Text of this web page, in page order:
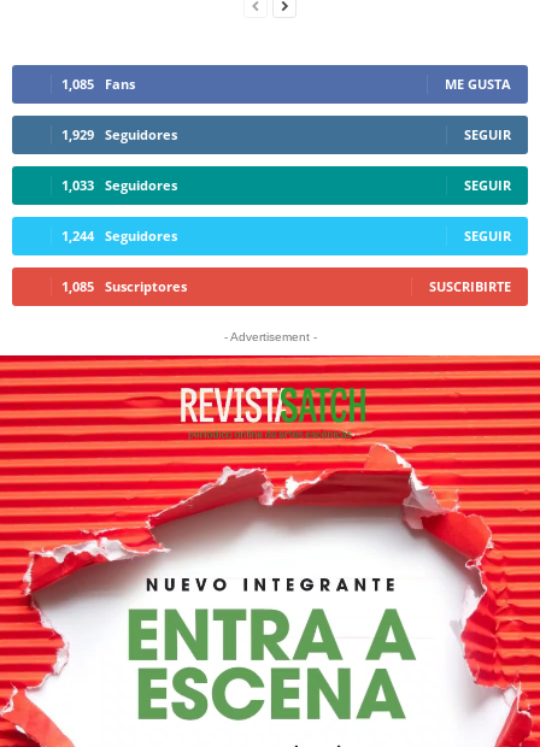
1,085 Fans ME GUSTA
1,929 Seguidores SEGUIR
1,033 Seguidores SEGUIR
1,244 Seguidores SEGUIR
1,085 Suscriptores SUSCRIBIRTE
- Advertisement -